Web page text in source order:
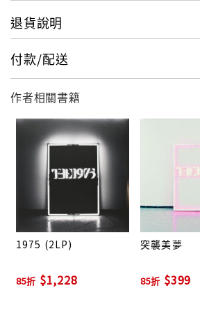
下的自殺紙條，紙的最下方寫著「
海，於是，樂團定名為The 1975。
1975】由Mike Crossey（*Arctic
專輯中有由電影「亡命大煞星」中迷
角發展而成的失控浪漫故事，流露著
幻流行電子樂曲"Robbers"；取材來
斯特的一間旅館與一名妓女關於謀生
吉他抒情曲"Woman"；描述小鎮警
強勁吉他搖滾曲"Chocolate"；回首
一群好友成天無所事事、渴望外出狂
曲"The City"；忠實呈現愛情、迷幻
調很有凌晨兩點氛圍的"Facedown"
搖滾靚作"Sex"。
退貨說明
付款/配送
作者相關書籍
1975 (2LP)
85折 $1,228
突襲美夢
85折 $399